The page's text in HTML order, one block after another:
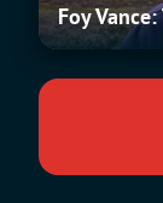
The
Wake
World
Foy